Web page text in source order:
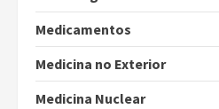
Medicamentos
Medicina no Exterior
Medicina Nuclear